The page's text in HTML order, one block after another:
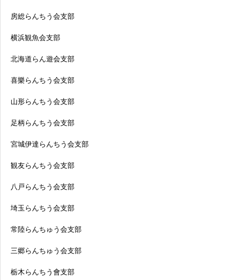
房総らんちう会支部
横浜観魚会支部
北海道らん遊会支部
喜樂らんちう会支部
山形らんちう会支部
足柄らんちう会支部
宮城伊達らんちう会支部
観友らんちう会支部
八戸らんちう会支部
埼玉らんちう会支部
常陸らんちゅう会支部
三郷らんちゅう会支部
栃木らんちう會支部